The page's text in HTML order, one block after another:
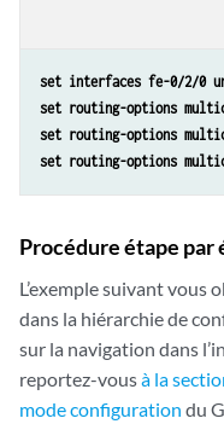
set interfaces fe-0/2/0
set routing-options
set routing-options
set routing-options
Procédure étape par
L’exemple suivant vous
dans la hiérarchie de
sur la navigation dans
reportez-vousà la
mode configuration du